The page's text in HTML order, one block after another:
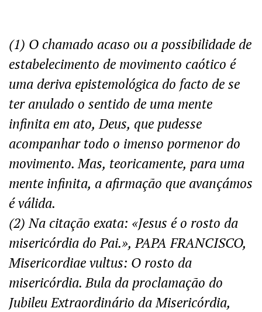
(1) O chamado acaso ou a possibilidade de
estabelecimento de movimento caótico é
uma deriva epistemológica do facto de se
ter anulado o sentido de uma mente
infinita em ato, Deus, que pudesse
acompanhar todo o imenso pormenor do
movimento. Mas, teoricamente, para uma
mente infinita, a afirmação que avançámos
é válida.
(2) Na citação exata: «Jesus é o rosto da
misericórdia do Pai.», PAPA FRANCISCO,
Misericordiae vultus: O rosto da
misericórdia. Bula da proclamação do
Jubileu Extraordinário da Misericórdia,